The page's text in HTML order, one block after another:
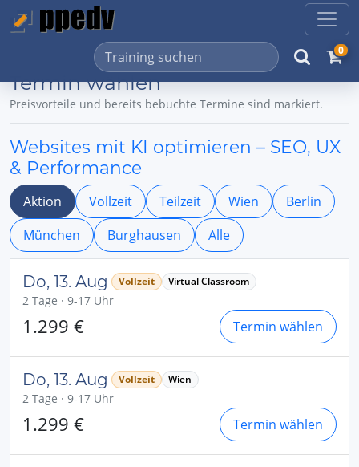
0
Termin wählen
Preisvorteile und bereits bebuchte Termine sind markiert.
Websites mit KI optimieren – SEO, UX
& Performance
Aktion Vollzeit Teilzeit Wien
Berlin
München
Burghausen Alle
Do, 13. Aug Vollzeit Virtual Classroom
2 Tage · 9-17 Uhr
1.299 € Termin wählen
Do, 13. Aug Vollzeit Wien
2 Tage · 9-17 Uhr
1.299 € Termin wählen